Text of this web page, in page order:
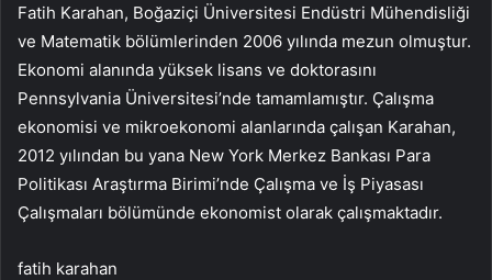
Fatih Karahan, Boğaziçi Üniversitesi Endüstri Mühendisliği
ve Matematik bölümlerinden 2006 yılında mezun olmuştur.
Ekonomi alanında yüksek lisans ve doktorasını
Pennsylvania Üniversitesi’nde tamamlamıştır. Çalışma
ekonomisi ve mikroekonomi alanlarında çalışan Karahan,
2012 yılından bu yana New York Merkez Bankası Para
Politikası Araştırma Birimi’nde Çalışma ve İş Piyasası
Çalışmaları bölümünde ekonomist olarak çalışmaktadır.
fatih karahan